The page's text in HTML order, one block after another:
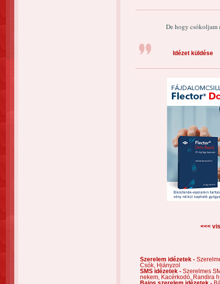
De hogy csókoljam
Idézet küldése
<<<
Szerelem idézetek -
Csók,
Hiányzol
SMS idézetek - Szerelmes
nekem,
Kacérkodó,
Randira